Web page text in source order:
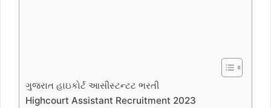
ગુજરાત હાઇકોર્ટ આસીસ્ટન્ટટ ભરતી
Highcourt Assistant Recruitment 2023